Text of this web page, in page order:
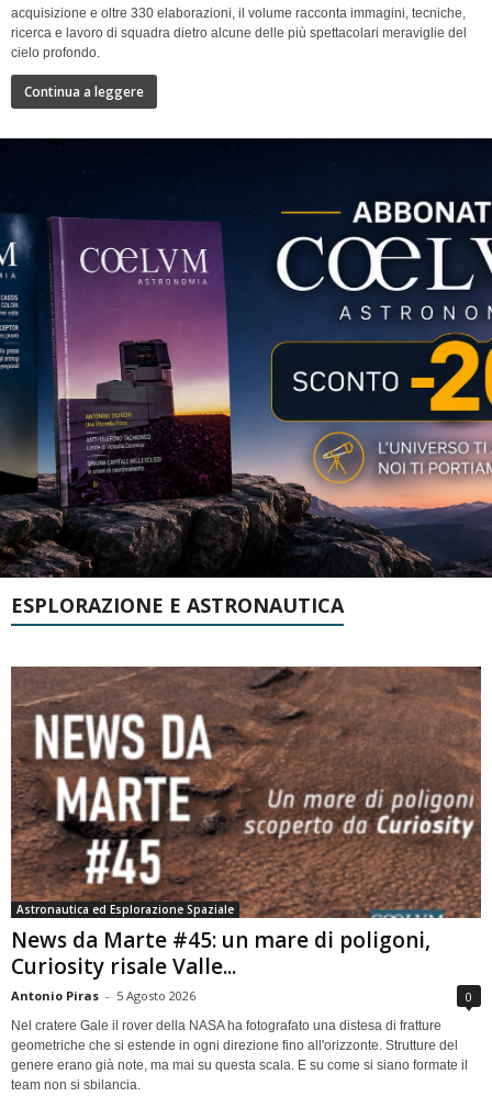
acquisizione e oltre 330 elaborazioni, il volume racconta immagini, tecniche,
ricerca e lavoro di squadra dietro alcune delle più spettacolari meraviglie del
cielo profondo.
Continua a leggere
ESPLORAZIONE E ASTRONAUTICA
Astronautica ed Esplorazione Spaziale
News da Marte #45: un mare di poligoni,
Curiosity risale Valle...
Antonio Piras - 5 Agosto 2026 0
Nel cratere Gale il rover della NASA ha fotografato una distesa di fratture
geometriche che si estende in ogni direzione fino all'orizzonte. Strutture del
genere erano già note, ma mai su questa scala. E su come si siano formate il
team non si sbilancia.